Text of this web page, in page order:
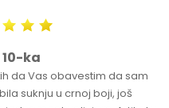
ka
da Vas obavestim da sam
suknju u crnoj boji, još